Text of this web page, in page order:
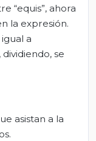
“equis”, ahora
la expresión.
a
se
asistan a la